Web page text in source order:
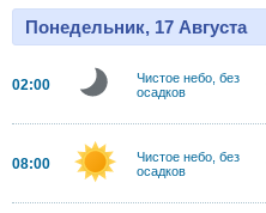
Понедельник, 17 Августа
02:00
Чистое небо, без
осадков
08:00
Чистое небо, без
осадков